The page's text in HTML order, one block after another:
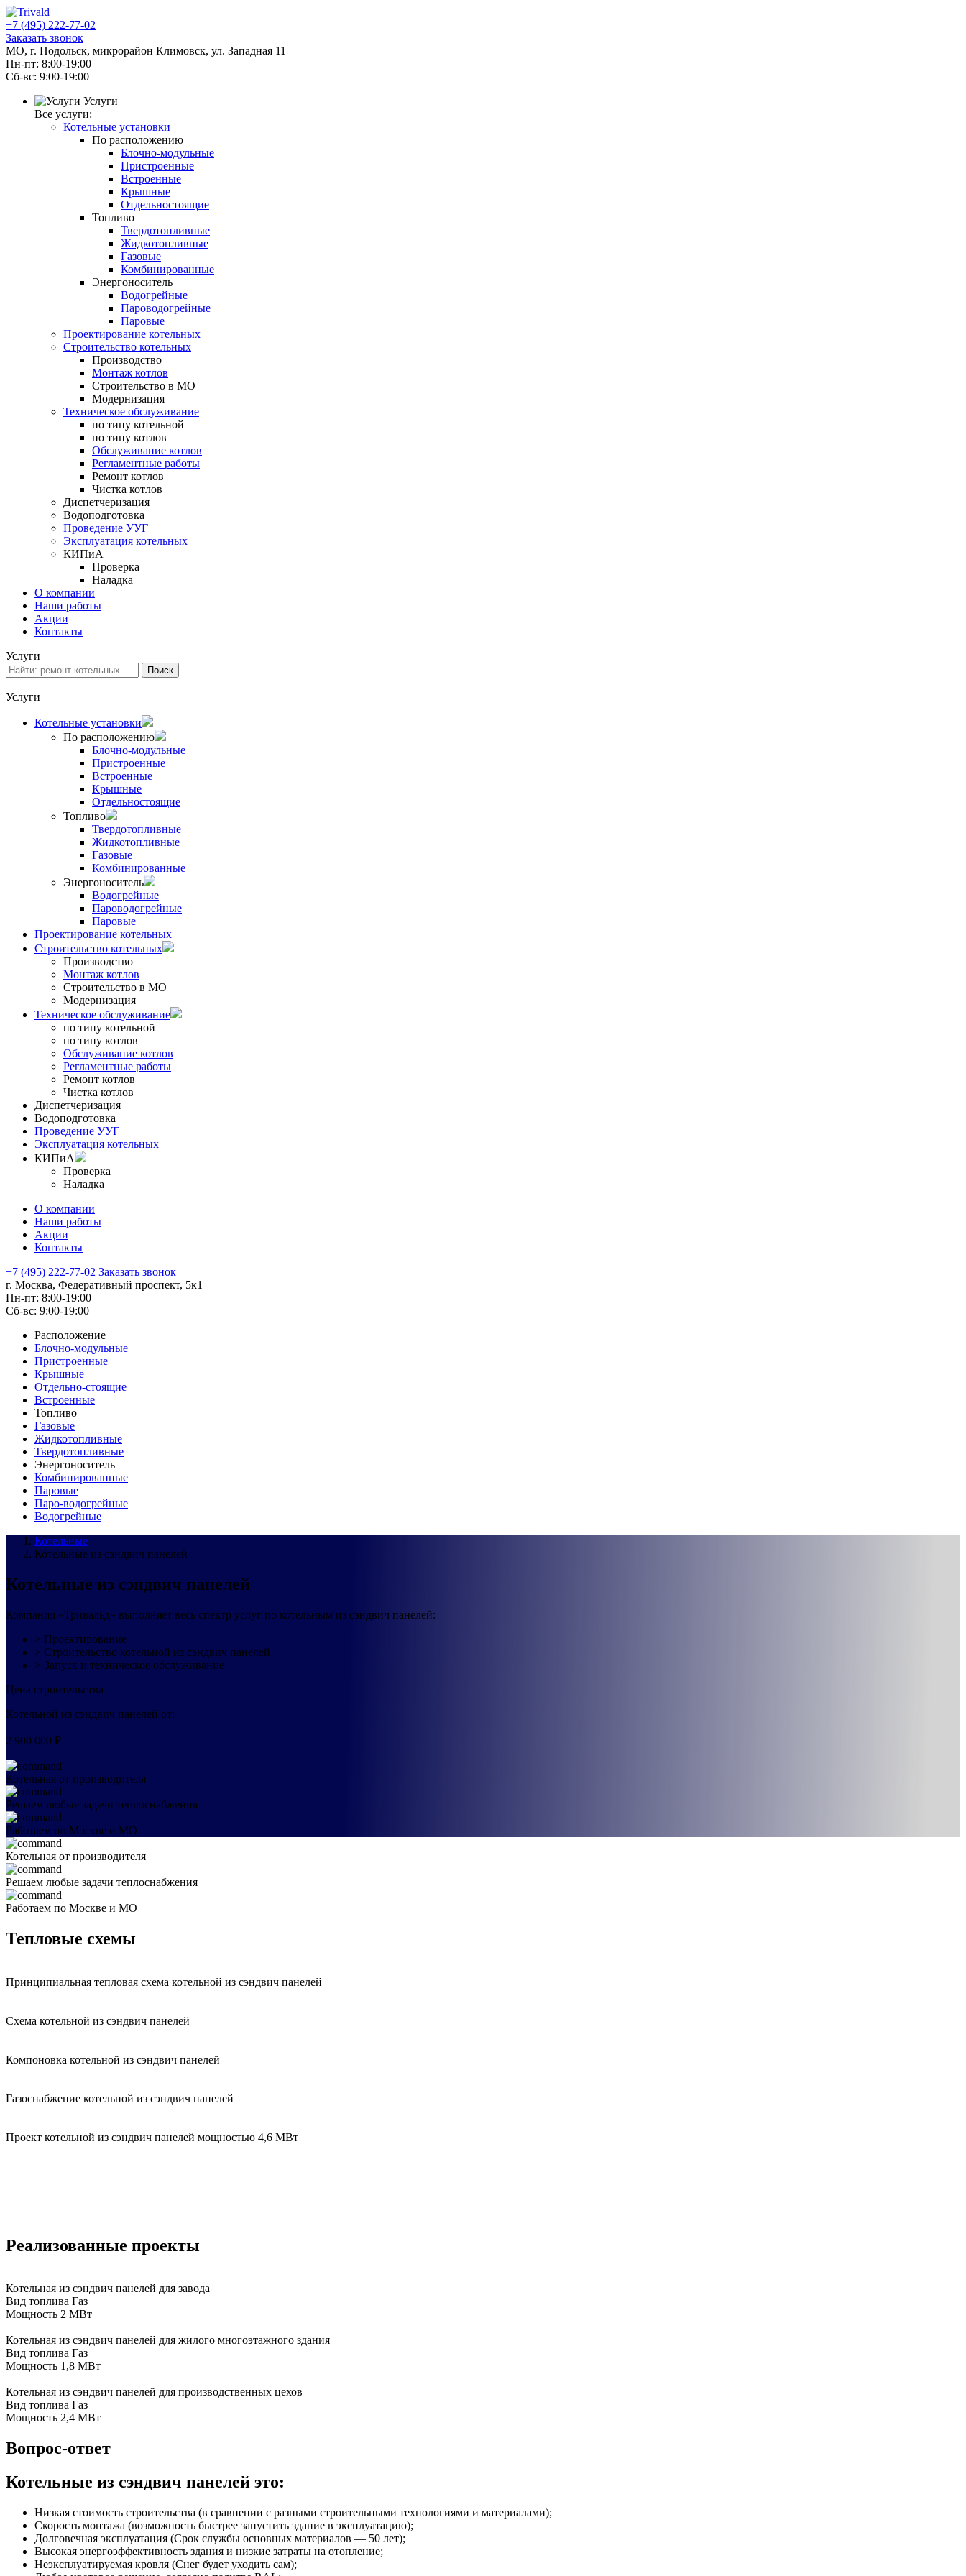
+7 (495) 222-77-02
Заказать звонок
МО, г. Подольск, микрорайон Климовск, ул. Западная 11
Пн-пт: 8:00-19:00
Cб-вс: 9:00-19:00
Услуги
Все услуги:
Котельные установки
По расположению
Блочно-модульные
Пристроенные
Встроенные
Крышные
Отдельностоящие
Топливо
Твердотопливные
Жидкотопливные
Газовые
Комбинированные
Энергоноситель
Водогрейные
Пароводогрейные
Паровые
Проектирование котельных
Строительство котельных
Производство
Монтаж котлов
Строительство в МО
Модернизация
Техническое обслуживание
по типу котельной
по типу котлов
Обслуживание котлов
Регламентные работы
Ремонт котлов
Чистка котлов
Диспетчеризация
Водоподготовка
Проведение УУГ
Эксплуатация котельных
КИПиА
Проверка
Наладка
О компании
Наши работы
Акции
Контакты
Услуги
Услуги
Котельные установки
По расположению
Блочно-модульные
Пристроенные
Встроенные
Крышные
Отдельностоящие
Топливо
Твердотопливные
Жидкотопливные
Газовые
Комбинированные
Энергоноситель
Водогрейные
Пароводогрейные
Паровые
Проектирование котельных
Строительство котельных
Производство
Монтаж котлов
Строительство в МО
Модернизация
Техническое обслуживание
по типу котельной
по типу котлов
Обслуживание котлов
Регламентные работы
Ремонт котлов
Чистка котлов
Диспетчеризация
Водоподготовка
Проведение УУГ
Эксплуатация котельных
КИПиА
Проверка
Наладка
О компании
Наши работы
Акции
Контакты
+7 (495) 222-77-02 Заказать звонок
г. Москва, Федеративный проспект, 5к1
Пн-пт: 8:00-19:00
Cб-вс: 9:00-19:00
Расположение
Блочно-модульные
Пристроенные
Крышные
Отдельно-стоящие
Встроенные
Топливо
Газовые
Жидкотопливные
Твердотопливные
Энергоноситель
Комбинированные
Паровые
Паро-водогрейные
Водогрейные
Котельные
Котельные из сэндвич панелей
Котельные из сэндвич панелей
Компания «Тривальд» выполняет весь спектр услуг по котельным из сэндвич панелей:
˃ Проектирование
˃ Строительство котельной из сэндвич панелей
˃ Запуск и техническое обслуживание
Цена строительства
Котельной из сэндвич панелей от:
2 900 000 ₽
Котельная от производителя
Решаем любые задачи теплоснабжения
Работаем по Москве и МО
Котельная от производителя
Решаем любые задачи теплоснабжения
Работаем по Москве и МО
Тепловые схемы
Принципиальная тепловая схема котельной из сэндвич панелей
Схема котельной из сэндвич панелей
Компоновка котельной из сэндвич панелей
Газоснабжение котельной из сэндвич панелей
Проект котельной из сэндвич панелей мощностью 4,6 МВт
Реализованные проекты
Котельная из сэндвич панелей для завода
Вид топлива Газ
Мощность 2 МВт
Котельная из сэндвич панелей для жилого многоэтажного здания
Вид топлива Газ
Мощность 1,8 МВт
Котельная из сэндвич панелей для производственных цехов
Вид топлива Газ
Мощность 2,4 МВт
Вопрос-ответ
Котельные из сэндвич панелей это:
Низкая стоимость строительства (в сравнении с разными строительными технологиями и материалами);
Скорость монтажа (возможность быстрее запустить здание в эксплуатацию);
Долговечная эксплуатация (Срок службы основных материалов — 50 лет);
Высокая энергоэффективность здания и низкие затраты на отопление;
Неэксплуатируемая кровля (Снег будет уходить сам);